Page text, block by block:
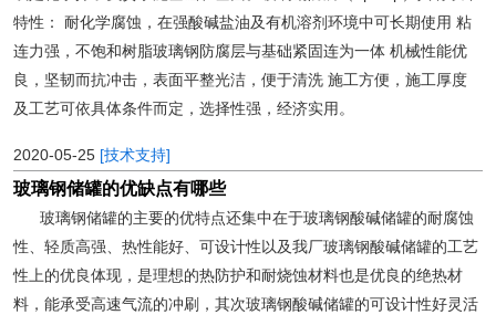
特性： 耐化学腐蚀，在强酸碱盐油及有机溶剂环境中可长期使用 粘
连力强，不饱和树脂玻璃钢防腐层与基础紧固连为一体 机械性能优
良，坚韧而抗冲击，表面平整光洁，便于清洗 施工方便，施工厚度
及工艺可依具体条件而定，选择性强，经济实用。
2020-05-25 [技术支持]
玻璃钢储罐的优缺点有哪些
玻璃钢储罐的主要的优特点还集中在于玻璃钢酸碱储罐的耐腐蚀
性、轻质高强、热性能好、可设计性以及我厂玻璃钢酸碱储罐的工艺
性上的优良体现，是理想的热防护和耐烧蚀材料也是优良的绝热材
料，能承受高速气流的冲刷，其次玻璃钢酸碱储罐的可设计性好灵活